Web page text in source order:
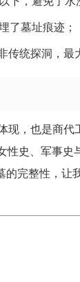
了墓址痕迹；
传统探洞，最
，也是商代
性史、军事史
的完整性，